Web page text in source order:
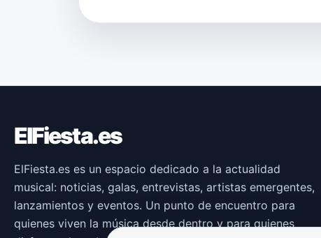
ElFiesta.es
ElFiesta.es es un espacio dedicado a la actualidad
musical: noticias, galas, entrevistas, artistas emergentes,
lanzamientos y eventos. Un punto de encuentro para
quienes viven la música desde dentro y para quienes